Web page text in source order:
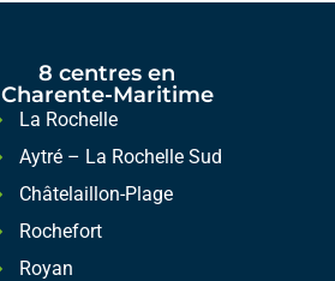
8 centres en
Charente-Maritime
La Rochelle
Aytré – La Rochelle Sud
Châtelaillon-Plage
Rochefort
Royan